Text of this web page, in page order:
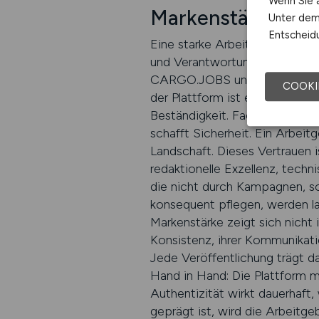
Markenstärke als
Eine starke
und
CARGO.JOBS unterstützt
der Plattform ist ein Beitrag
Beständigkeit. Fachkräfte
schafft Sicherheit. Ein
Landschaft. Dieses
redaktionelle Exzellenz,
die nicht durch Kampagnen,
konsequent pflegen, werden
Markenstärke zeigt sich nicht
Konsistenz, ihrer
Jede Veröffentlichung trägt
Hand in Hand: Die Plattform
Authentizität wirkt dauerhaft,
geprägt ist, wird die
Unter